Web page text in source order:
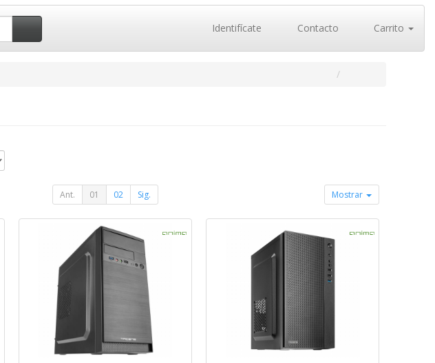
Identifícate Contacto Carrito
Ant. 01 02 Sig. Mostrar